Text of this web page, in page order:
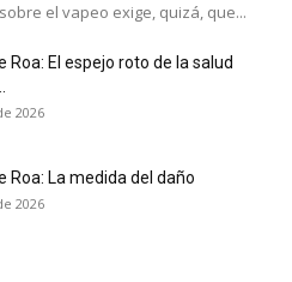
el vapeo exige, quizá, que...
Roa: El espejo roto de la salud
2026
Roa: La medida del daño
2026